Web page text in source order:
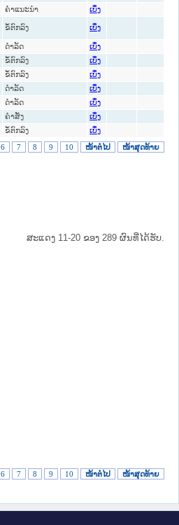
ຄໍາແນະນໍາ ເບິ່ງ
ຂໍ້ຕົກລົງ ເບິ່ງ
ດໍາລັດ ເບິ່ງ
ຂໍ້ຕົກລົງ ເບິ່ງ
ຂໍ້ຕົກລົງ ເບິ່ງ
ດໍາລັດ ເບິ່ງ
ດໍາລັດ ເບິ່ງ
ຄໍາສັ່ງ ເບິ່ງ
ຂໍ້ຕົກລົງ ເບິ່ງ
6 7 8 9 10 ໜ້າຕໍ່ໄປ ໜ້າສຸດທ້າຍ
ສະແດງ 11-20 ຂອງ 289 ຜົນທີ່ໄດ້ຮັບ.
6 7 8 9 10 ໜ້າຕໍ່ໄປ ໜ້າສຸດທ້າຍ